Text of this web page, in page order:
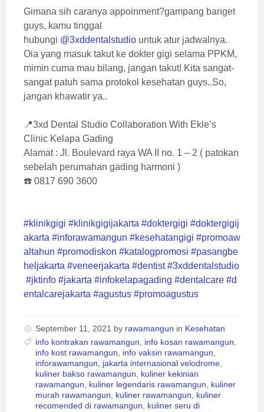
Gimana sih caranya appoinment?gampang banget
guys, kamu tinggal
hubungi @3xddentalstudio untuk atur jadwalnya.
Oia yang masuk takut ke dokter gigi selama PPKM,
mimin cuma mau bilang, jangan takut! Kita sangat-
sangat patuh sama protokol kesehatan guys..So,
jangan khawatir ya..⁣⁠
📍3xd Dental Studio Collaboration With Ekle’s
Clinic Kelapa Gading⁣⁣⁣⁣⁣⁣⁠
Alamat : Jl. Boulevard raya WA II no. 1 – 2 ( patokan
sebelah perumahan gading harmoni )⁣⁣⁣⁣⁣⁣⁠
☎️ 0817 690 3600⁣⁣⁣⁣⁣⁠
#klinikgigi #klinikgigijakarta #doktergigi #doktergigij
akarta #inforawamangun #kesehatangigi #promoaw
altahun #promodiskon #katalogpromosi #pasangbe
heljakarta #veneerjakarta #dentist #3xddentalstudio
#jktinfo #jakarta #infokelapagading #dentalcare #d
entalcarejakarta #agustus #promoagustus
September 11, 2021 by rawamangun in Kesehatan
info kontrakan rawamangun, info kosan rawamangun,
info kost rawamangun, info vaksin rawamangun,
inforawamangun, jakarta internasional velodrome,
kuliner bakso rawamangun, kuliner kekinian
rawamangun, kuliner legendaris rawamangun, kuliner
murah rawamangun, kuliner rawamangun, kuliner
recomended di rawamangun, kuliner seru di